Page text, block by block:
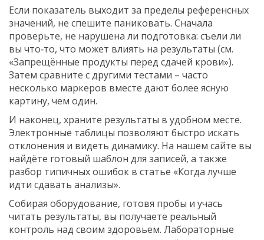
Если показатель выходит за пределы референсных
значений, не спешите паниковать. Сначала
проверьте, не нарушена ли подготовка: съели ли
вы что‑то, что может влиять на результаты (см.
«Запрещённые продукты перед сдачей крови»).
Затем сравните с другими тестами – часто
несколько маркеров вместе дают более ясную
картину, чем один.
И наконец, храните результаты в удобном месте.
Электронные таблицы позволяют быстро искать
отклонения и видеть динамику. На нашем сайте вы
найдёте готовый шаблон для записей, а также
разбор типичных ошибок в статье «Когда лучше
идти сдавать анализы».
Собирая оборудование, готовя пробы и учась
читать результаты, вы получаете реальный
контроль над своим здоровьем. Лабораторные